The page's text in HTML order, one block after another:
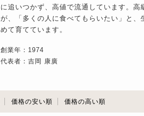
に追いつかず、高値で流通しています。
が、「多くの人に食べてもらいたい」と
めて育てています。
創業年：1974
代表者：吉岡 康廣
価格の安い順 価格の高い順